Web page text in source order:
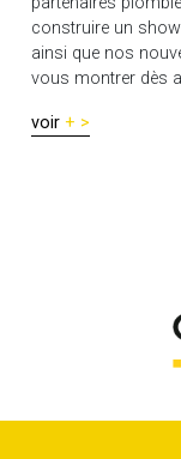
construire un
ainsi que nos
vous montrer dès
voir